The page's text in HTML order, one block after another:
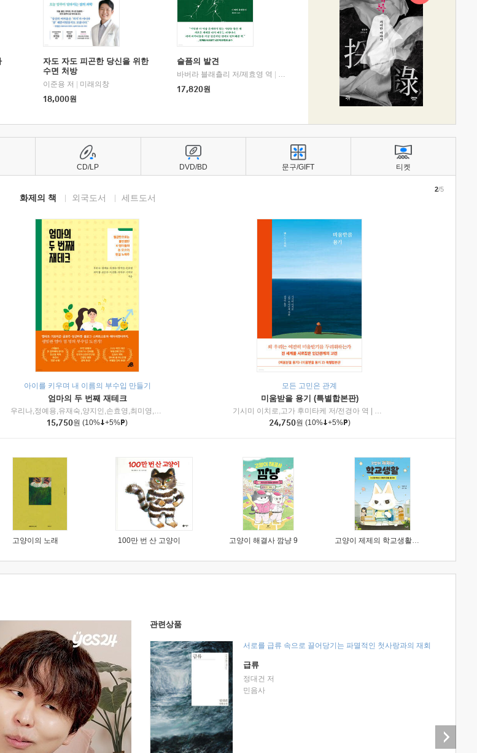
자도 자도 피곤한 당신을 위한
수면 처방
이준용 저
미래의창
18,000원
슬픔의 발견
바버라 블래츨리 저/제효영 역
디플롯
17,820원
화제의 책 외국도서 세트도서
아이를 키우며 내 이름의 부수입 만들기
엄마의 두 번째 재테크
우리나,정예용,유재숙,양지인,손효영,최미영,조민주,이진현,차미숙,서미숙 저 | 제이브리즈북스
15,750원 (10% +5% )
모든 고민은 관계
미움받을 용기 (특별합본판)
기시미 이치로,고가 후미타케 저/전경아 역
인플루엔셜
24,750원 (10% +5% )
2/5
고양이의 노래 100만 번 산 고양이 고양이 해결사 깜냥 9 고양이 제제의 학교생활 1 : 초등학생이 이렇게 힘들 줄이야
CD/LP DVD/BD 문구/GIFT 티켓
관련상품
서로를 급류 속으로 끌어당기는 파멸적인 첫사랑과의 재회
급류
정대건 저
민음사